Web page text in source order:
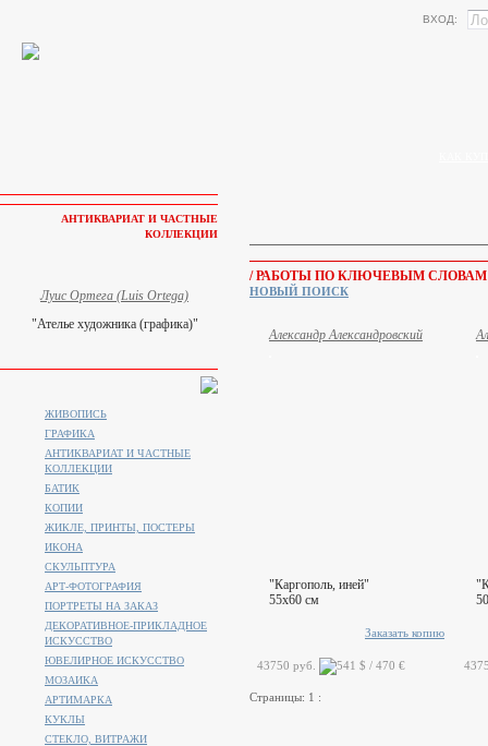
ВХОД:
/ РАБОТЫ ПО КЛЮЧЕВЫМ
НОВЫЙ ПОИСК
Александр Александровский
"Каргополь, иней"
55x60 см
Заказать копию
43750 руб.
Страницы: 1 :
АНТИКВАРИАТ И ЧАСТНЫЕ
КОЛЛЕКЦИИ
Луис Ортега (Luis Ortega)
"Ателье художника (графика)"
ЖИВОПИСЬ
ГРАФИКА
АНТИКВАРИАТ И ЧАСТНЫЕ
КОЛЛЕКЦИИ
БАТИК
КОПИИ
ЖИКЛЕ, ПРИНТЫ, ПОСТЕРЫ
ИКОНА
СКУЛЬПТУРА
АРТ-ФОТОГРАФИЯ
ПОРТРЕТЫ НА ЗАКАЗ
ДЕКОРАТИВНОЕ-ПРИКЛАДНОЕ
ИСКУССТВО
ЮВЕЛИРНОЕ ИСКУССТВО
МОЗАИКА
АРТИМАРКА
КУКЛЫ
СТЕКЛО, ВИТРАЖИ